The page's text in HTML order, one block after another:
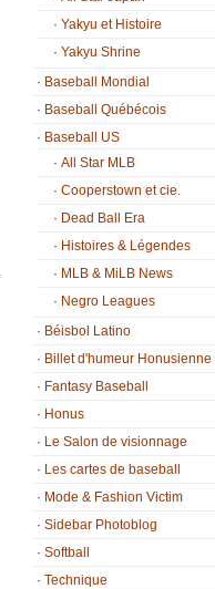
Yakyu et Histoire
Yakyu Shrine
Baseball Mondial
Baseball Québécois
Baseball US
All Star MLB
Cooperstown et cie.
Dead Ball Era
Histoires & Légendes
MLB & MiLB News
Negro Leagues
Béisbol Latino
Billet d'humeur Honusienne
Fantasy Baseball
Honus
Le Salon de visionnage
Les cartes de baseball
Mode & Fashion Victim
Sidebar Photoblog
Softball
Technique